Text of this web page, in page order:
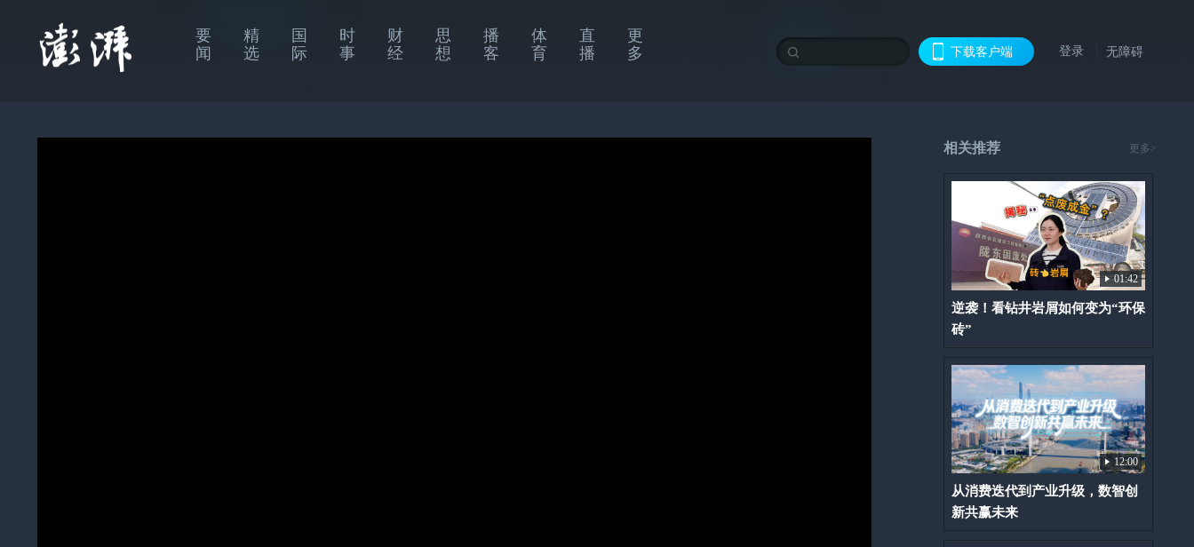
要
闻
精
选
国
际
时
事
财
经
思
想
播
客
体
育
直
播
更
多
下载客户端 登录 无障碍
相关推荐 更多>
01:42
逆袭！看钻井岩屑如何变为“环保
砖”
12:00
从消费迭代到产业升级，数智创
新共赢未来